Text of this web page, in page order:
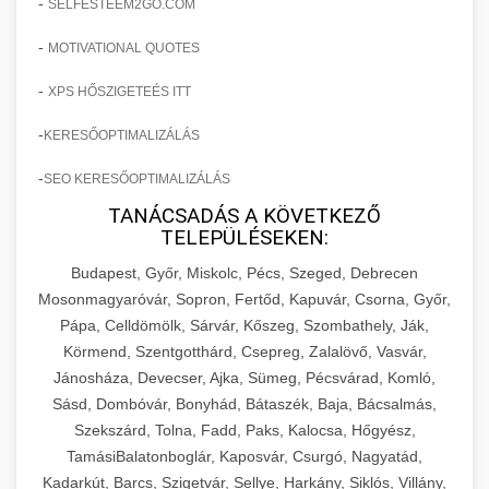
SELFESTEEM2GO.COM
- MOTIVATIONAL QUOTES
- XPS HŐSZIGETEÉS ITT
- KERESŐOPTIMALIZÁLÁS
-SEO KERESŐOPTIMALIZÁLÁS
TANÁCSADÁS A KÖVETKEZŐ
TELEPÜLÉSEKEN:
Budapest, Győr, Miskolc, Pécs, Szeged, Debrecen
Mosonmagyaróvár, Sopron, Fertőd, Kapuvár, Csorna, Győr,
Pápa, Celldömölk, Sárvár, Kőszeg, Szombathely, Ják,
Körmend, Szentgotthárd, Csepreg, Zalalövő, Vasvár,
Jánosháza, Devecser, Ajka, Sümeg, Pécsvárad, Komló,
Sásd, Dombóvár, Bonyhád, Bátaszék, Baja, Bácsalmás,
Szekszárd, Tolna, Fadd, Paks, Kalocsa, Hőgyész,
TamásiBalatonboglár, Kaposvár, Csurgó, Nagyatád,
Kadarkút, Barcs, Szigetvár, Sellye, Harkány, Siklós, Villány,